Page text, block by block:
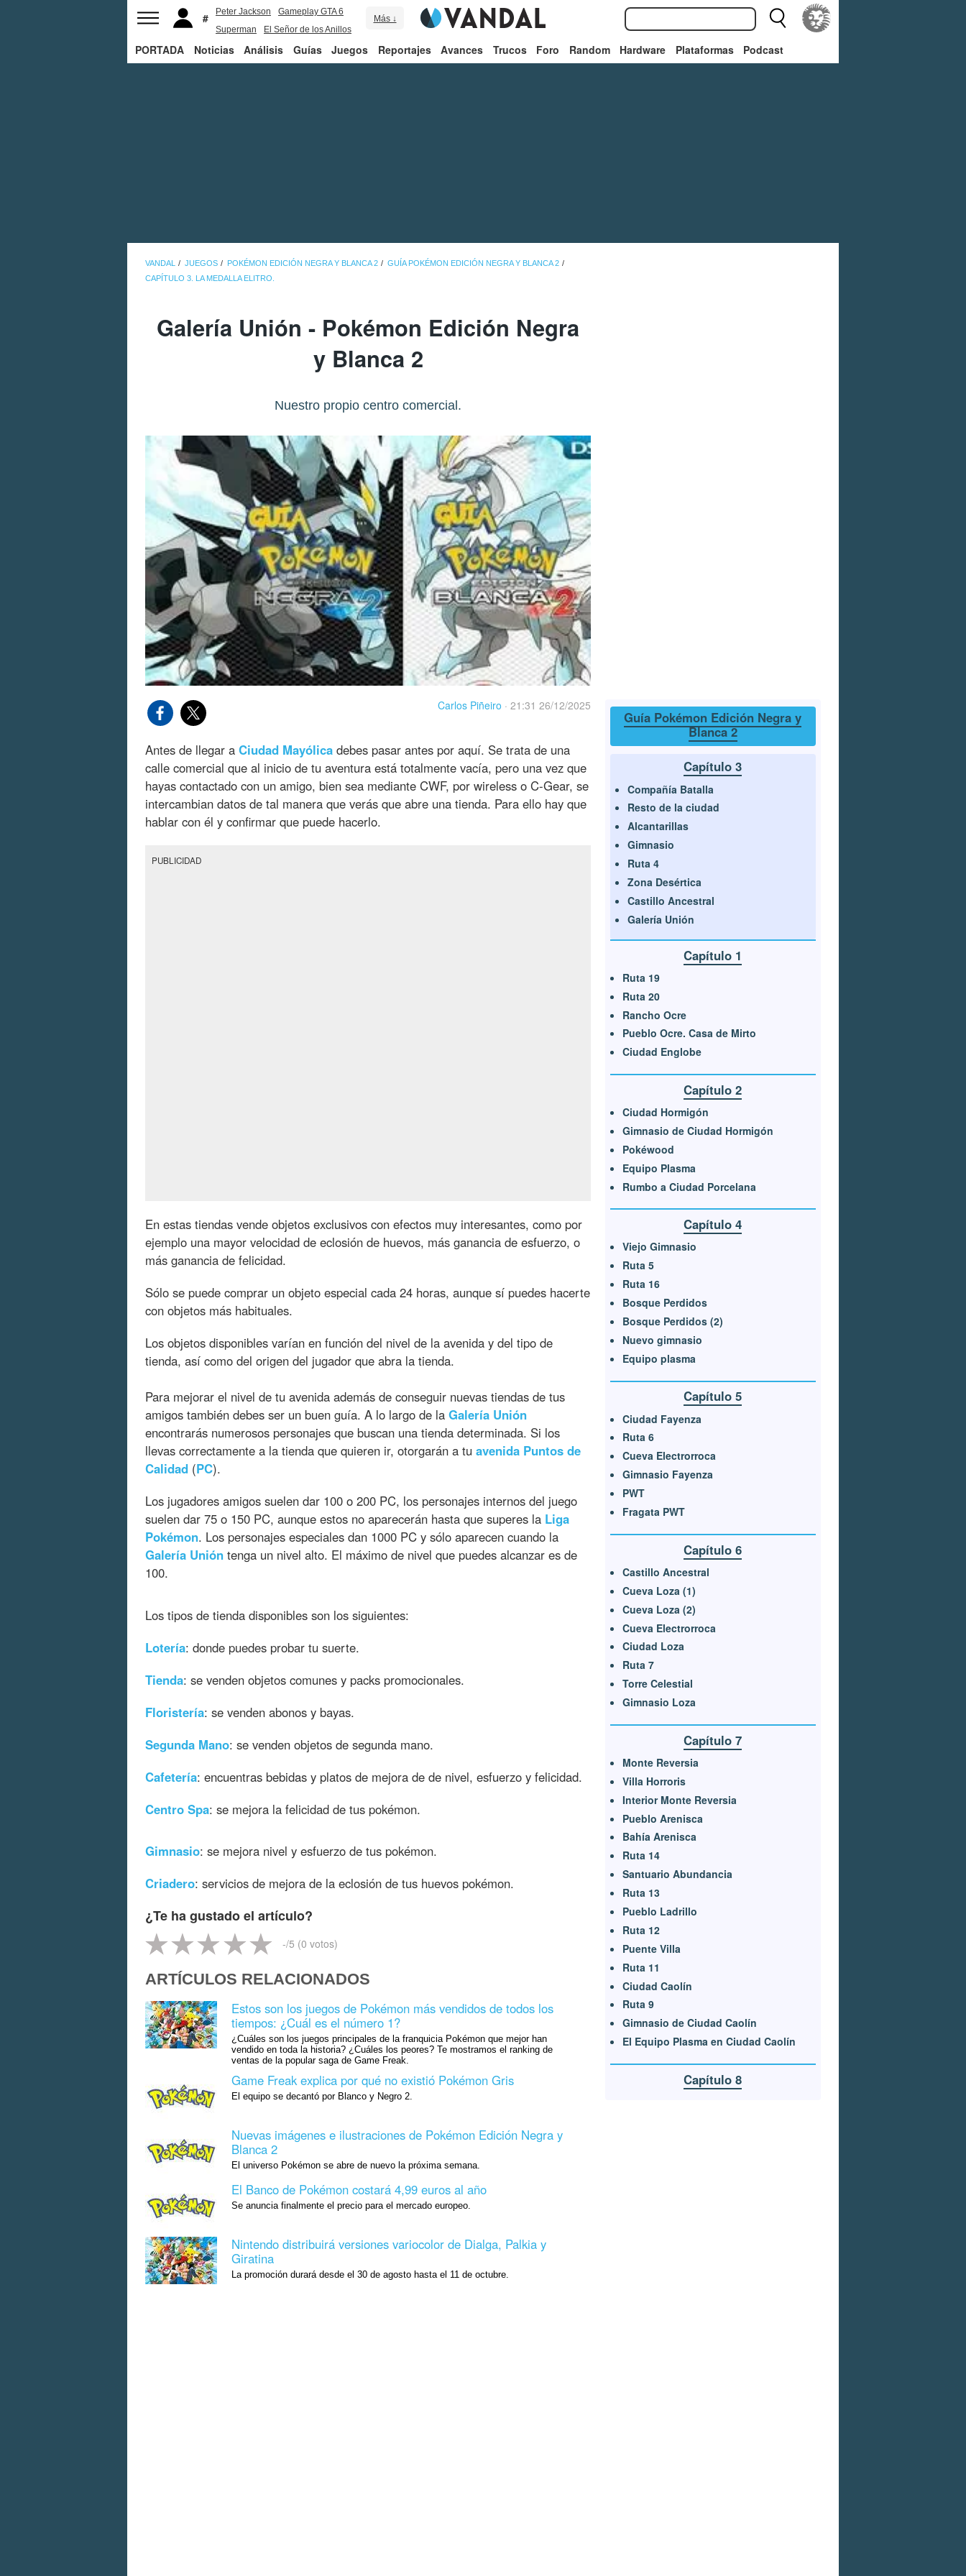
Peter Jackson
Gameplay GTA 6
Superman
El Señor de los Anillos
Más ↓
PORTADA Noticias Análisis Guías Juegos Reportajes Avances Trucos Foro Random Hardware Plataformas Podcast
VANDAL JUEGOS POKÉMON EDICIÓN NEGRA Y BLANCA 2
GUÍA POKÉMON EDICIÓN NEGRA Y BLANCA 2
CAPÍTULO 3. LA MEDALLA ELITRO.
Galería Unión - Pokémon Edición Negra
y Blanca 2
Nuestro propio centro comercial.
Carlos Piñeiro · 21:31 26/12/2025
Antes de llegar a Ciudad Mayólica debes pasar antes por aquí. Se trata de una
calle comercial que al inicio de tu aventura está totalmente vacía, pero una vez que
hayas contactado con un amigo, bien sea mediante CWF, por wireless o C-Gear, se
intercambian datos de tal manera que verás que abre una tienda. Para ello hay que
hablar con él y confirmar que puede hacerlo.
PUBLICIDAD
En estas tiendas vende objetos exclusivos con efectos muy interesantes, como por
ejemplo una mayor velocidad de eclosión de huevos, más ganancia de esfuerzo, o
más ganancia de felicidad.
Sólo se puede comprar un objeto especial cada 24 horas, aunque sí puedes hacerte
con objetos más habituales.
Los objetos disponibles varían en función del nivel de la avenida y del tipo de
tienda, así como del origen del jugador que abra la tienda.
Para mejorar el nivel de tu avenida además de conseguir nuevas tiendas de tus
amigos también debes ser un buen guía. A lo largo de la Galería Unión
encontrarás numerosos personajes que buscan una tienda determinada. Si los
llevas correctamente a la tienda que quieren ir, otorgarán a tu avenida Puntos de
Calidad (PC).
Los jugadores amigos suelen dar 100 o 200 PC, los personajes internos del juego
suelen dar 75 o 150 PC, aunque estos no aparecerán hasta que superes la Liga
Pokémon. Los personajes especiales dan 1000 PC y sólo aparecen cuando la
Galería Unión tenga un nivel alto. El máximo de nivel que puedes alcanzar es de
100.
Los tipos de tienda disponibles son los siguientes:
Lotería: donde puedes probar tu suerte.
Tienda: se venden objetos comunes y packs promocionales.
Floristería: se venden abonos y bayas.
Segunda Mano: se venden objetos de segunda mano.
Cafetería: encuentras bebidas y platos de mejora de de nivel, esfuerzo y felicidad.
Centro Spa: se mejora la felicidad de tus pokémon.
Gimnasio: se mejora nivel y esfuerzo de tus pokémon.
Criadero: servicios de mejora de la eclosión de tus huevos pokémon.
¿Te ha gustado el artículo?
-/5 (0 votos)
ARTÍCULOS RELACIONADOS
Estos son los juegos de Pokémon más vendidos de todos los
tiempos: ¿Cuál es el número 1?
¿Cuáles son los juegos principales de la franquicia Pokémon que mejor han
vendido en toda la historia? ¿Cuáles los peores? Te mostramos el ranking de
ventas de la popular saga de Game Freak.
Game Freak explica por qué no existió Pokémon Gris
El equipo se decantó por Blanco y Negro 2.
Nuevas imágenes e ilustraciones de Pokémon Edición Negra y
Blanca 2
El universo Pokémon se abre de nuevo la próxima semana.
El Banco de Pokémon costará 4,99 euros al año
Se anuncia finalmente el precio para el mercado europeo.
Nintendo distribuirá versiones variocolor de Dialga, Palkia y
Giratina
La promoción durará desde el 30 de agosto hasta el 11 de octubre.
Guía Pokémon Edición Negra y
Blanca 2
Capítulo 3
Compañía Batalla
Resto de la ciudad
Alcantarillas
Gimnasio
Ruta 4
Zona Desértica
Castillo Ancestral
Galería Unión
Capítulo 1
Ruta 19
Ruta 20
Rancho Ocre
Pueblo Ocre. Casa de Mirto
Ciudad Englobe
Capítulo 2
Ciudad Hormigón
Gimnasio de Ciudad Hormigón
Pokéwood
Equipo Plasma
Rumbo a Ciudad Porcelana
Capítulo 4
Viejo Gimnasio
Ruta 5
Ruta 16
Bosque Perdidos
Bosque Perdidos (2)
Nuevo gimnasio
Equipo plasma
Capítulo 5
Ciudad Fayenza
Ruta 6
Cueva Electrorroca
Gimnasio Fayenza
PWT
Fragata PWT
Capítulo 6
Castillo Ancestral
Cueva Loza (1)
Cueva Loza (2)
Cueva Electrorroca
Ciudad Loza
Ruta 7
Torre Celestial
Gimnasio Loza
Capítulo 7
Monte Reversia
Villa Horroris
Interior Monte Reversia
Pueblo Arenisca
Bahía Arenisca
Ruta 14
Santuario Abundancia
Ruta 13
Pueblo Ladrillo
Ruta 12
Puente Villa
Ruta 11
Ciudad Caolín
Ruta 9
Gimnasio de Ciudad Caolín
El Equipo Plasma en Ciudad Caolín
Capítulo 8